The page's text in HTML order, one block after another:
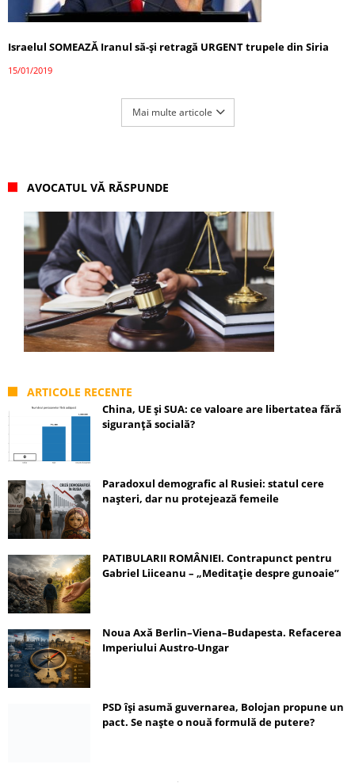
Israelul SOMEAZĂ Iranul să-și retragă URGENT trupele din Siria
15/01/2019
Mai multe articole
AVOCATUL VĂ RĂSPUNDE
ARTICOLE RECENTE
China, UE și SUA: ce valoare are libertatea fără
siguranță socială?
Paradoxul demografic al Rusiei: statul cere
nașteri, dar nu protejează femeile
PATIBULARII ROMÂNIEI. Contrapunct pentru
Gabriel Liiceanu – „Meditație despre gunoaie”
Noua Axă Berlin–Viena–Budapesta. Refacerea
Imperiului Austro-Ungar
PSD își asumă guvernarea, Bolojan propune un
pact. Se naște o nouă formulă de putere?